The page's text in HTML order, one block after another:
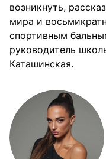
возникнуть,
мира и
спортивным
руководитель
Каташинская.